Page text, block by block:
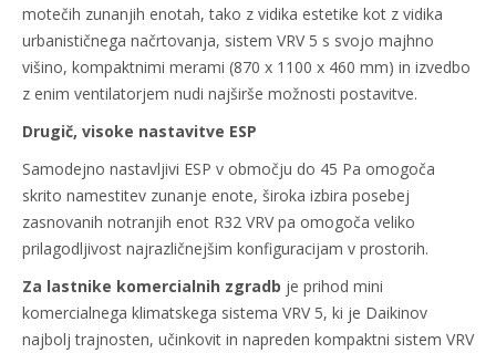
motečih zunanjih enotah, tako z vidika estetike kot z vidika
urbanističnega načrtovanja, sistem VRV 5 s svojo majhno
višino, kompaktnimi merami (870 x 1100 x 460 mm) in izvedbo
z enim ventilatorjem nudi najširše možnosti postavitve.
Drugič, visoke nastavitve ESP
Samodejno nastavljivi ESP v območju do 45 Pa omogoča
skrito namestitev zunanje enote, široka izbira posebej
zasnovanih notranjih enot R32 VRV pa omogoča veliko
prilagodljivost najrazličnejšim konfiguracijam v prostorih.
Za lastnike komercialnih zgradb je prihod mini
komercialnega klimatskega sistema VRV 5, ki je Daikinov
najbolj trajnosten, učinkovit in napreden kompaktni sistem VRV